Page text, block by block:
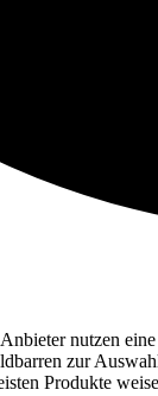
nutzen
zur
Produkte